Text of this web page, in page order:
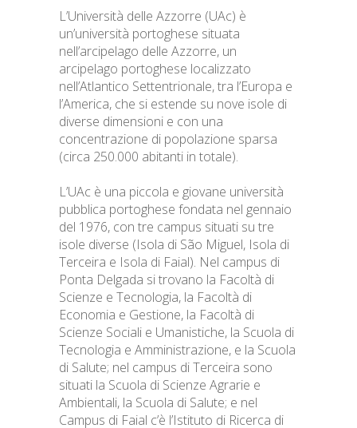
L’Università delle Azzorre (UAc) è
un’università portoghese situata
nell’arcipelago delle Azzorre, un
arcipelago portoghese localizzato
nell’Atlantico Settentrionale, tra l’Europa e
l’America, che si estende su nove isole di
diverse dimensioni e con una
concentrazione di popolazione sparsa
(circa 250.000 abitanti in totale).
L’UAc è una piccola e giovane università
pubblica portoghese fondata nel gennaio
del 1976, con tre campus situati su tre
isole diverse (Isola di São Miguel, Isola di
Terceira e Isola di Faial). Nel campus di
Ponta Delgada si trovano la Facoltà di
Scienze e Tecnologia, la Facoltà di
Economia e Gestione, la Facoltà di
Scienze Sociali e Umanistiche, la Scuola di
Tecnologia e Amministrazione, e la Scuola
di Salute; nel campus di Terceira sono
situati la Scuola di Scienze Agrarie e
Ambientali, la Scuola di Salute; e nel
Campus di Faial c’è l’Istituto di Ricerca di